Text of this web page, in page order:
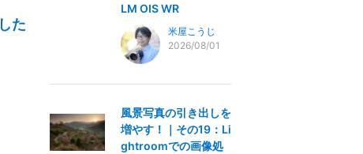
た
LM OIS WR
米屋こうじ
2026/08/01
風景写真の引き出しを
増やす！｜その19：Li
ghtroomでの画像処